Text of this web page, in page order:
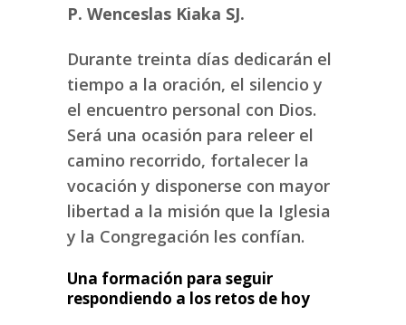
P. Wenceslas Kiaka SJ.
Durante treinta días dedicarán el
tiempo a la oración, el silencio y
el encuentro personal con Dios.
Será una ocasión para releer el
camino recorrido, fortalecer la
vocación y disponerse con mayor
libertad a la misión que la Iglesia
y la Congregación les confían.
Una formación para seguir
respondiendo a los retos de hoy